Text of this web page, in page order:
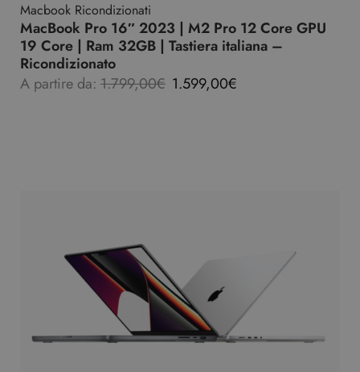
Macbook Ricondizionati
MacBook Pro 16″ 2023 | M2 Pro 12 Core GPU
19 Core | Ram 32GB | Tastiera italiana –
Ricondizionato
A partire da: 1.799,00€ 1.599,00€